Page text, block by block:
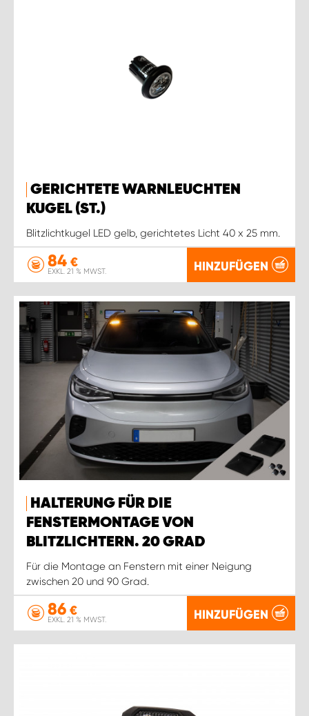
GERICHTETE WARNLEUCHTEN
KUGEL (ST.)
Blitzlichtkugel LED gelb, gerichtetes Licht 40 x 25 mm.
84 €
EXKL. 21 % MWST. HINZUFÜGEN
HALTERUNG FÜR DIE
FENSTERMONTAGE VON
BLITZLICHTERN. 20 GRAD
Für die Montage an Fenstern mit einer Neigung
zwischen 20 und 90 Grad.
86 €
EXKL. 21 % MWST. HINZUFÜGEN